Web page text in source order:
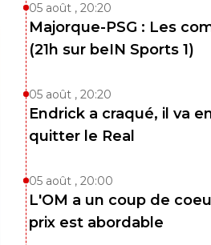
05 août , 20:20
Majorque-PSG : Les
(21h sur beIN Sports 1)
05 août , 20:20
Endrick a craqué, il va
quitter le Real
05 août , 20:00
L'OM a un coup de
prix est abordable